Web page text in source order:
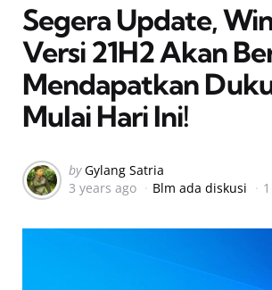
Segera Update,
Versi 21H2 Akan
Mendapatkan
Mulai Hari Ini!
Posted
by
by Gylang Satria
3 years ago
Blm ada diskusi